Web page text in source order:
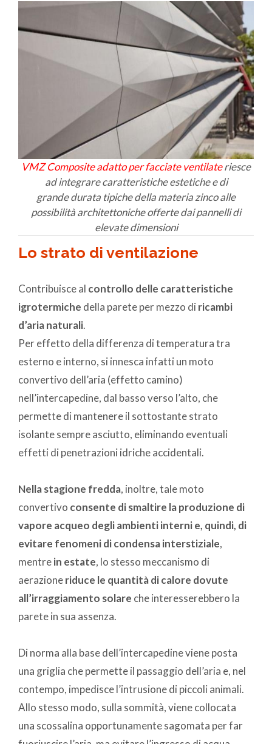
VMZ Composite adatto per facciate ventilateriesce
ad integrare caratteristiche estetiche e di
grande durata tipiche della materia zinco alle
possibilità architettoniche offerte dai pannelli di
elevate dimensioni
Lo strato di ventilazione
Contribuisce al controllo delle caratteristiche
igrotermiche della parete per mezzo di ricambi
d’aria naturali.
Per effetto della differenza di temperatura tra
esterno e interno, si innesca infatti un moto
convertivo dell’aria (effetto camino)
nell’intercapedine, dal basso verso l’alto, che
permette di mantenere il sottostante strato
isolante sempre asciutto, eliminando eventuali
effetti di penetrazioni idriche accidentali.
Nella stagione fredda, inoltre, tale moto
convertivo consente di smaltire la produzione di
vapore acqueo degli ambienti interni e, quindi, di
evitare fenomeni di condensa interstiziale,
mentrein estate, lo stesso meccanismo di
aerazioneriduce le quantità di calore dovute
all’irraggiamento solare che interesserebbero la
parete in sua assenza.
Di norma alla base dell’intercapedine viene posta
una griglia che permette il passaggio dell’aria e, nel
contempo, impedisce l’intrusione di piccoli animali.
Allo stesso modo, sulla sommità, viene collocata
una scossalina opportunamente sagomata per far